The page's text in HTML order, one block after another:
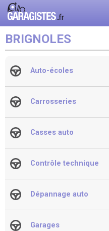
BRIGNOLES
Auto-écoles
Carrosseries
Casses auto
Contrôle technique
Dépannage auto
Garages